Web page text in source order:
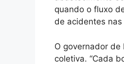
quando o fluxo
de acidentes
O governador de
coletiva. “Cada